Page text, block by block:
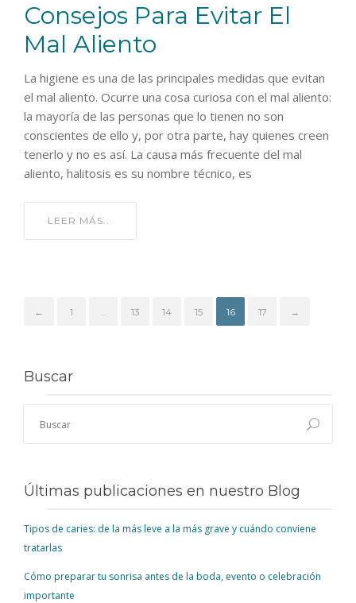
Consejos Para Evitar El
Mal Aliento
La higiene es una de las principales medidas que evitan
el mal aliento. Ocurre una cosa curiosa con el mal aliento:
la mayoría de las personas que lo tienen no son
conscientes de ello y, por otra parte, hay quienes creen
tenerlo y no es así. La causa más frecuente del mal
aliento, halitosis es su nombre técnico, es
LEER MÁS...
← 1 … 13 14 15 16 17 →
Buscar
Últimas publicaciones en nuestro Blog
Tipos de caries: de la más leve a la más grave y cuándo conviene
tratarlas
Cómo preparar tu sonrisa antes de la boda, evento o celebración
importante